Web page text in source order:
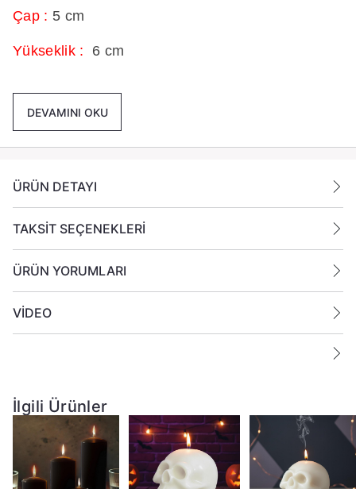
Çap : 5 cm
Yükseklik : 6 cm
Yanan bir mumun durumunu belirli aralıklarla
kontrol edin.
Mumları yanıcı maddelerin yakınlarına koymayın
DEVAMINI OKU
ÜRÜN DETAYI
TAKSİT SEÇENEKLERİ
ÜRÜN YORUMLARI
VİDEO
İlgili Ürünler